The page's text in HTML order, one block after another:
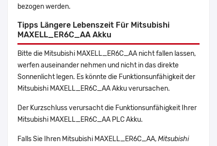
bezogen werden.
Tipps Längere Lebenszeit Für Mitsubishi
MAXELL_ER6C_AA Akku
Bitte die Mitsubishi MAXELL_ER6C_AA nicht fallen lassen,
werfen auseinander nehmen und nicht in das direkte
Sonnenlicht legen. Es könnte die Funktionsunfähigkeit der
Mitsubishi MAXELL_ER6C_AA Akku verursachen.
Der Kurzschluss verursacht die Funktionsunfähigkeit Ihrer
Mitsubishi MAXELL_ER6C_AA PLC Akku.
Falls Sie Ihren Mitsubishi MAXELL_ER6C_AA,Mitsubishi